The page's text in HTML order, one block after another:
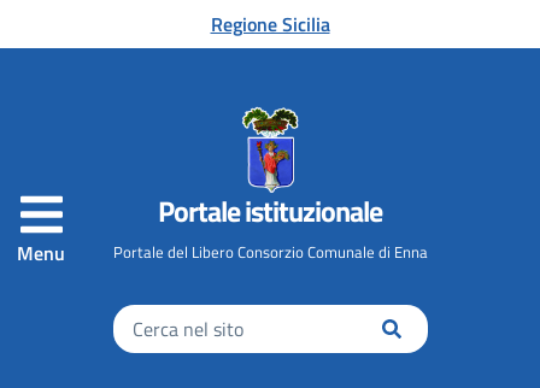
al contenuto principaleRegione Sicilia
Menu
Portale istituzionale
Portale del Libero Consorzio Comunale di Enna
Inserisci
il